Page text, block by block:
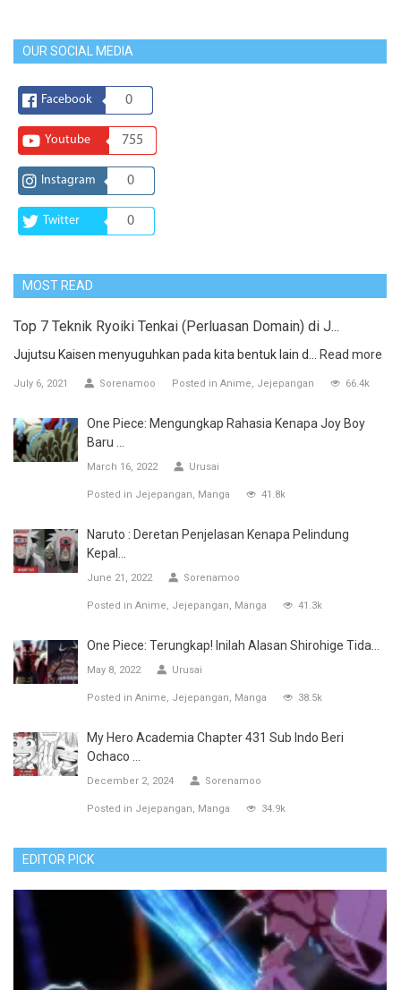
OUR SOCIAL MEDIA
Facebook 0
Youtube 755
Instagram 0
Twitter 0
MOST READ
Top 7 Teknik Ryoiki Tenkai (Perluasan Domain) di J...
Jujutsu Kaisen menyuguhkan pada kita bentuk lain d... Read more
July 6, 2021 Sorenamoo Posted in Anime Jejepangan 66.4k
One Piece: Mengungkap Rahasia Kenapa Joy Boy
Baru ...
March 16, 2022 Urusai
Posted in Jejepangan Manga 41.8k
Naruto : Deretan Penjelasan Kenapa Pelindung
Kepal...
June 21, 2022 Sorenamoo
Posted in Anime Jejepangan Manga 41.3k
One Piece: Terungkap! Inilah Alasan Shirohige Tida...
May 8, 2022 Urusai
Posted in Anime Jejepangan Manga 38.5k
My Hero Academia Chapter 431 Sub Indo Beri
Ochaco ...
December 2, 2024 Sorenamoo
Posted in Jejepangan Manga 34.9k
EDITOR PICK